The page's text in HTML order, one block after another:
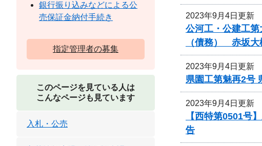
2023年9月4日更新
公河工・公建工
（債務） 赤坂大
2023年9月4日更新
県園工第魅再2号
2023年9月4日更新
【西特第0501号
告
銀行振り込みなどによる公
売保証金納付手続き
指定管理者の募集
このページを見ている人は
こんなページも見ています
入札・公売